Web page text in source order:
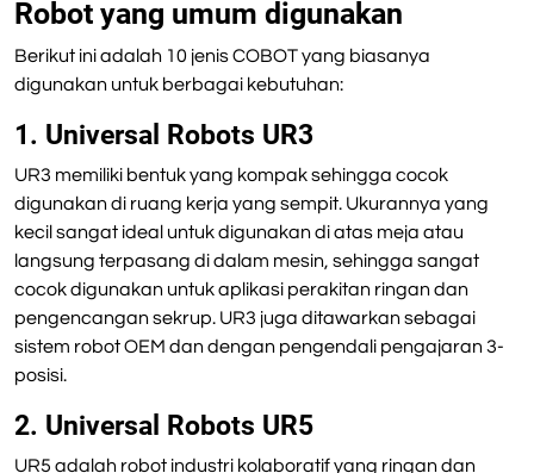
Robot yang umum digunakan
Berikut ini adalah 10 jenis COBOT yang biasanya
digunakan untuk berbagai kebutuhan:
1. Universal Robots UR3
UR3 memiliki bentuk yang kompak sehingga cocok
digunakan di ruang kerja yang sempit. Ukurannya yang
kecil sangat ideal untuk digunakan di atas meja atau
langsung terpasang di dalam mesin, sehingga sangat
cocok digunakan untuk aplikasi perakitan ringan dan
pengencangan sekrup. UR3 juga ditawarkan sebagai
sistem robot OEM dan dengan pengendali pengajaran 3-
posisi.
2. Universal Robots UR5
UR5 adalah robot industri kolaboratif yang ringan dan